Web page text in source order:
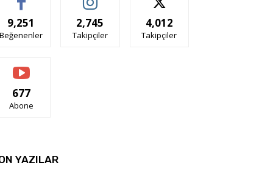
9,251
Beğenenler
2,745
Takipçiler
4,012
Takipçiler
677
Abone
YAZILAR